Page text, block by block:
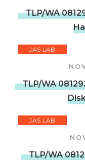
TLP/WA
JAS LAB
TLP/WA
JAS LAB
TLP/WA